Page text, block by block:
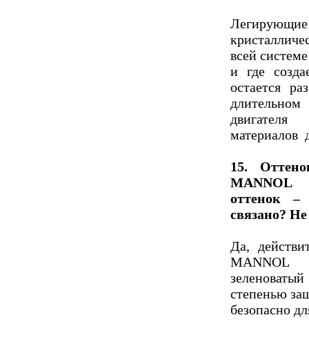
всей
и где
остается
материалов
15.
MANNOL
оттенок –
связано?
Да,
MANNOL
степенью
безопасно